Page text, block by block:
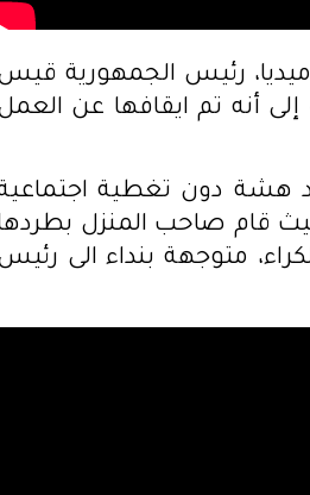
رئيس الجمهورية
أنه تم ايقافها عن
هشة دون تغطية
قام صاحب المنزل
متوجهة بنداء الى